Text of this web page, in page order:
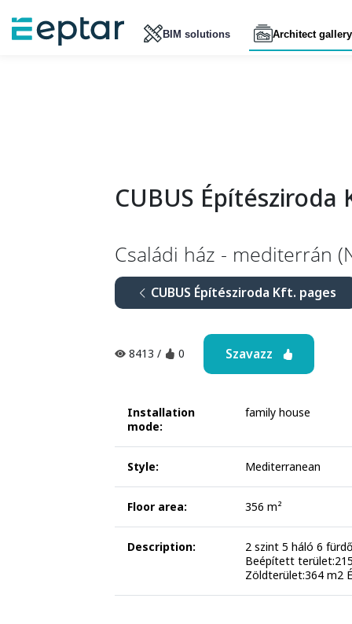
BIM solutions Architect gallery
CUBUS Építésziroda
Családi ház - mediterrán
CUBUS Építésziroda Kft. pages
8413 / 0 Szavazz
Installation
mode:
family house
Style: Mediterranean
Floor area: 356 m²
Description:
2 szint 5 háló 6
Beépített
Zöldterület:364 m2